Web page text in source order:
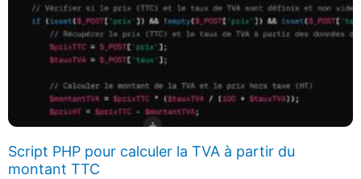
Script PHP pour calculer la TVA à partir du
montant TTC